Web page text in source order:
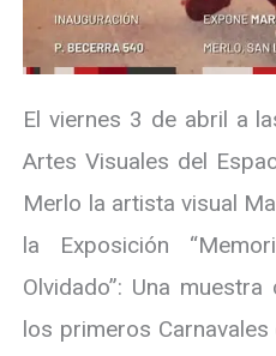
El viernes 3 de abril a
Artes Visuales del
Merlo la artista visual
la Exposición
Olvidado”: Una
los primeros